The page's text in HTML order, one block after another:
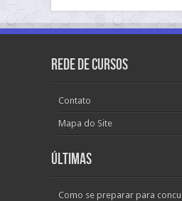
Rede de Cursos
Contato
Mapa do Site
Últimas
Como se preparar para